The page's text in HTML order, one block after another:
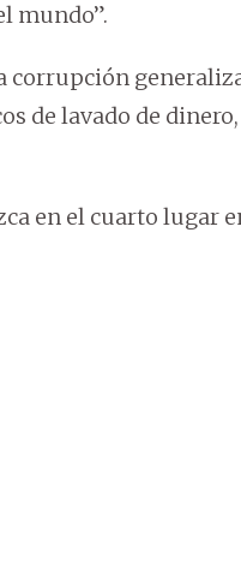
mundo”.
corrupción
de lavado de
en el cuarto